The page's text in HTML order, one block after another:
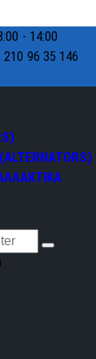
- 14:00
210 96 35 146